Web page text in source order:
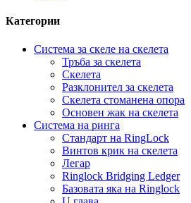
Категории
Система за скеле на скелета
Тръба за скелета
Скелета
Разклонител за скелета
Скелета стоманена опора
Основен жак на скелета
Система на ринга
Стандарт на RingLock
Винтов крик на скелета
Легар
Ringlock Bridging Ledger
Базовата яка на Ringlock